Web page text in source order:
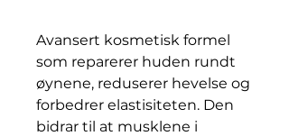
Avansert kosmetisk formel
som reparerer huden rundt
øynene, reduserer hevelse og
forbedrer elastisiteten. Den
bidrar til at musklene i